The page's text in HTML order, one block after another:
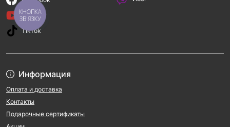
представлены модели ведущих брендов по
оптимальным ценам, что позволяет выбрать
подходящий вариант в зависимости от вашего
бюджета.
Лучшие цены на бытовые пылесосы и
доставка по Украине
Интернет-магазин Amper.ua
ассортимент хозяйственных пылесосов с разными
характеристиками и стоимостью. У нас вы можете
купить бытовой пылесос для дома или промышленный
Информация
Оплата и доставка
Контакты
Подарочные сертификаты
YouTube
TikTok
КНОПКА
ЗВ'ЯЗКУ